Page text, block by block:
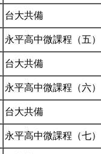
台大共備
永平高中微課程（五
台大共備
永平高中微課程（六
台大共備
永平高中微課程（七